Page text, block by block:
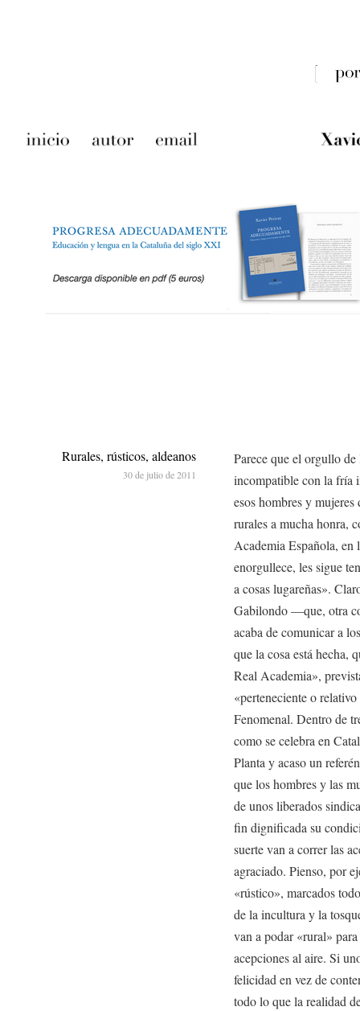
​Parece que el orgullo
incompatible con la fría
esos hombres y
rurales a mucha honra,
Academia Española, en
enorgullece, les sigue
a cosas lugareñas».
Gabilondo —que, otra
acaba de comunicar a
que la cosa está hecha,
Real Academia»,
«perteneciente o
Fenomenal. Dentro de
como se celebra en
Planta y acaso un
que los hombres y las
de unos liberados
fin dignificada su
suerte van a correr las
agraciado. Pienso, por
«rústico», marcados
de la incultura y la
van a podar «rural»
acepciones al aire. Si
felicidad en vez de
todo lo que la realidad
Rurales, rústicos, aldeanos
30 de julio de 2011